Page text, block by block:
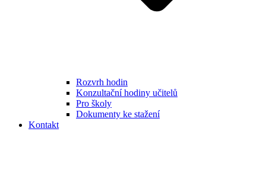
Rozvrh hodin
Konzultační hodiny učitelů
Pro školy
Dokumenty ke stažení
Kontakt